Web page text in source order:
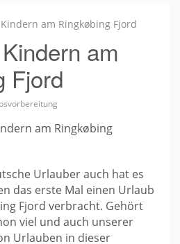
am Ringkøbing Fjord
am
Fjord
Urlauber auch hat es
das erste Mal einen Urlaub
Fjord verbracht. Gehört
viel und auch unserer
Urlauben in dieser